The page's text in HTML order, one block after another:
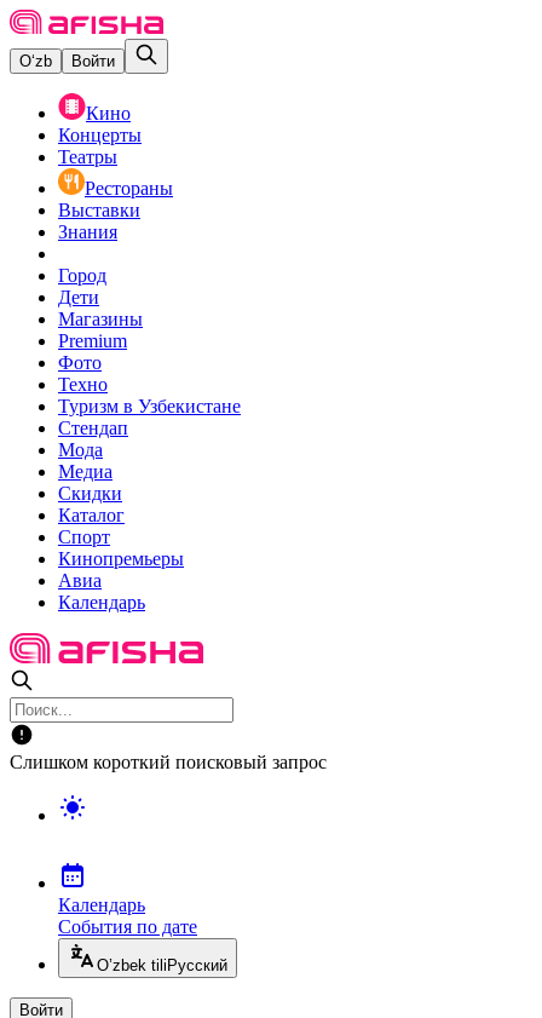
O‘zb Войти
Кино
Концерты
Театры
Рестораны
Выставки
Знания
Город
Дети
Магазины
Premium
Фото
Техно
Туризм в Узбекистане
Стендап
Мода
Медиа
Скидки
Каталог
Спорт
Кинопремьеры
Авиа
Календарь
Слишком короткий поисковый запрос
Календарь
События по дате
O’zbek tili Русский
Войти